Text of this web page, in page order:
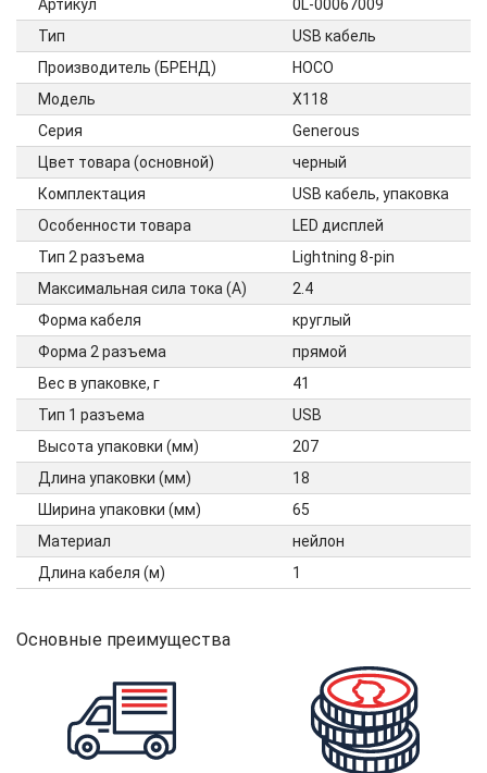
Артикул
0L-00067009
Тип
USB кабель
Производитель (БРЕНД)
HOCO
Модель
X118
Серия
Generous
Цвет товара (основной)
черный
Комплектация
USB кабель, упаковка
Особенности товара
LED дисплей
Тип 2 разъема
Lightning 8-pin
Максимальная сила тока (А)
2.4
Форма кабеля
круглый
Форма 2 разъема
прямой
Вес в упаковке, г
41
Тип 1 разъема
USB
Высота упаковки (мм)
207
Длина упаковки (мм)
18
Ширина упаковки (мм)
65
Материал
нейлон
Длина кабеля (м)
1
Основные преимущества